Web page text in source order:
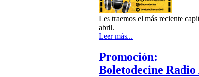
Les traemos el más reciente
abril.
Leer más...
Promoción:
Boletodecine